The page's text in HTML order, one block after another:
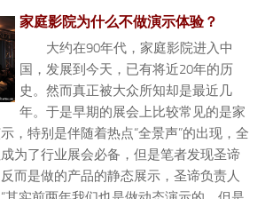
家庭影院为什么不做演示体验？
大约在90年代，家庭影院进入中
国，发展到今天，已有将近20年的历
史。然而真正被大众所知却是最近几
年。于是早期的展会上比较常见的是家
，特别是伴随着热点“全景声”的出现，全
为了行业展会必备，但是笔者发现圣谛
而是做的产品的静态展示，圣谛负责人